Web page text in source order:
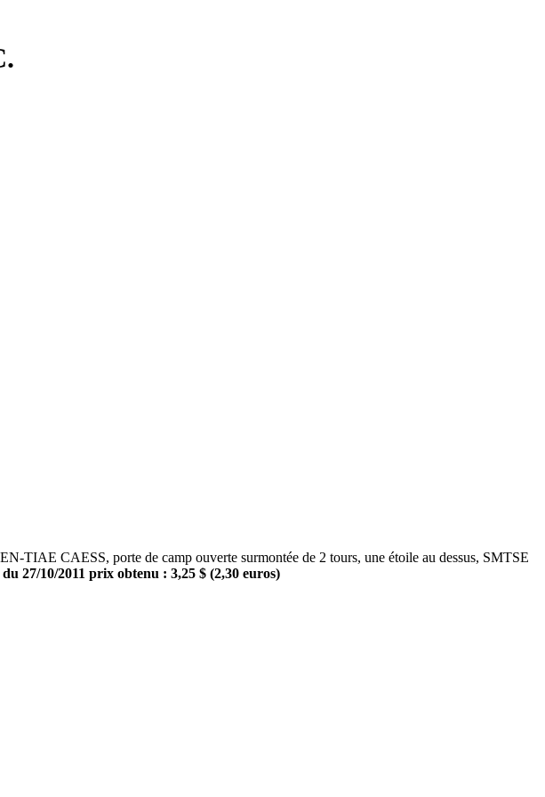
CAESS, porte de camp ouverte surmontée de 2 tours, une étoile au dessus, SMTSE
27/10/2011 prix obtenu : 3,25 $ (2,30 euros)